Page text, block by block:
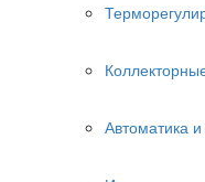
Автоматика